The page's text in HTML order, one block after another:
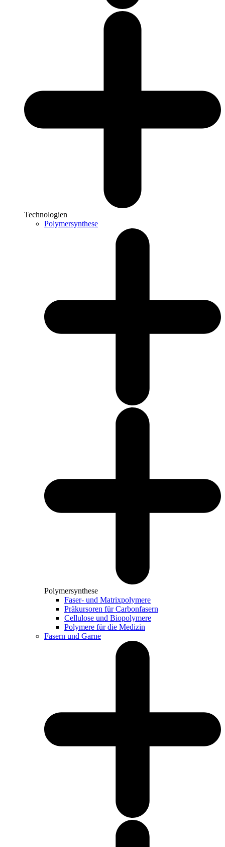
Technologien
Polymersynthese
Polymersynthese
Faser- und Matrixpolymere
Präkursoren für Carbonfasern
Cellulose und Biopolymere
Polymere für die Medizin
Fasern und Garne